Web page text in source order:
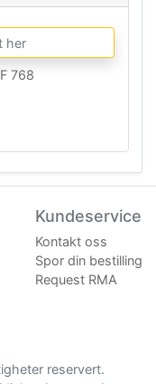
768
Kundeservice
Kontakt oss
Spor din bestilling
Request RMA
reservert.